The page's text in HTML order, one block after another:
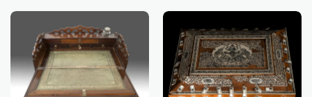
barbado, flanqueando un
aloja el ojo de la cerradura.
Faltas. Medidas: 37 x 17 cm.
diversos compartimentos y
escritura desplegable.
Medidas: 20 x 47 x 29 cm.